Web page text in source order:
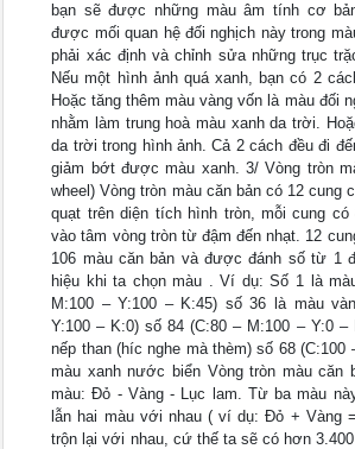
bạn sẽ được những màu âm tính cơ
được mối quan hệ đối nghịch này trong
phải xác định và chỉnh sửa những trục
Nếu một hình ảnh quá xanh, bạn có 2
Hoặc tăng thêm màu vàng vốn là màu đối
nhằm làm trung hoà màu xanh da trời.
da trời trong hình ảnh. Cả 2 cách đều đi
giảm bớt được màu xanh. 3/ Vòng tròn
wheel) Vòng tròn màu căn bản có 12 cung
quạt trên diện tích hình tròn, mỗi cung
vào tâm vòng tròn từ đậm đến nhạt. 12
106 màu căn bản và được đánh số từ 1
hiệu khi ta chọn màu . Ví dụ: Số 1 là
M:100 – Y:100 – K:45) số 36 là màu
Y:100 – K:0) số 84 (C:80 – M:100 – Y:0
nếp than (híc nghe mà thèm) số 68 (C:100
màu xanh nước biển Vòng tròn màu
màu: Đỏ - Vàng - Lục lam. Từ ba màu
lẫn hai màu với nhau ( ví dụ: Đỏ + Vàng
trộn lại với nhau, cứ thế ta sẽ có hơn